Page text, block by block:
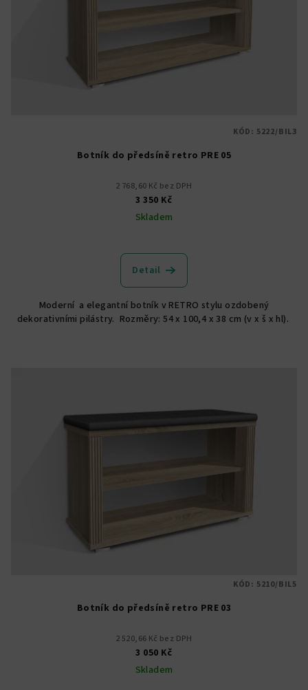
Botník do předsíně retro PRE 05
2 768,60 Kč bez DPH
3 350 Kč
Skladem
hodnocení
produktu
z
5
Detail
Moderní a elegantní botník v RETRO stylu ozdobený
dekorativními pilástry. Rozměry: 54 x 100,4 x 38 cm (v x š x hl).
KÓD: 5222/BIL3
Botník do předsíně retro PRE 03
2 520,66 Kč bez DPH
3 050 Kč
Skladem
KÓD: 5210/BIL5